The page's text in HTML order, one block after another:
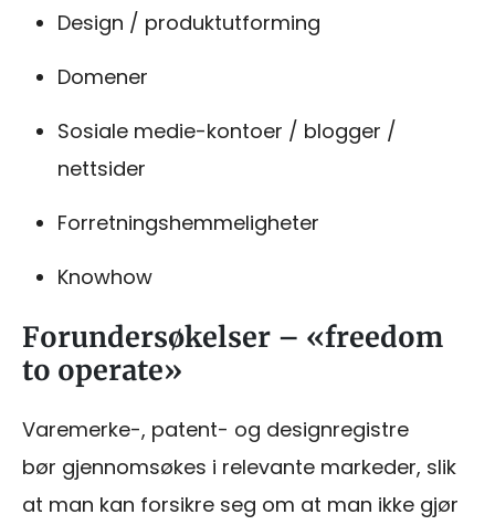
Design / produktutforming
Domener
Sosiale medie-kontoer / blogger /
nettsider
Forretningshemmeligheter
Knowhow
Forundersøkelser – «freedom
to operate»
Varemerke-, patent- og designregistre
bør gjennomsøkes i relevante markeder, slik
at man kan forsikre seg om at man ikke gjør